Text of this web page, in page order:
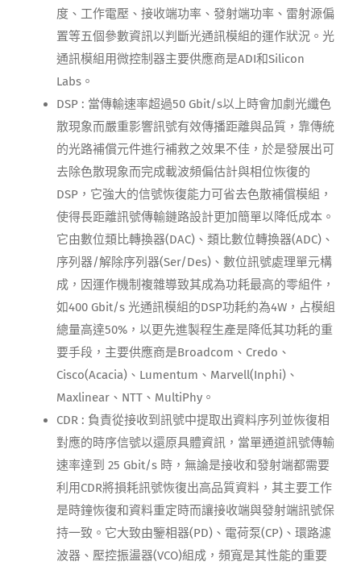
度、工作電壓、接收端功率、發射端功率、雷射源偏
置等五個參數資訊以判斷光通訊模組的運作狀況。光
通訊模組用微控制器主要供應商是ADI和Silicon
Labs。
DSP : 當傳輸速率超過50 Gbit/s以上時會加劇光纖色
散現象而嚴重影響訊號有效傳播距離與品質，靠傳統
的光路補償元件進行補救之效果不佳，於是發展出可
去除色散現象而完成載波頻偏估計與相位恢復的
DSP，它強大的信號恢復能力可省去色散補償模組，
使得長距離訊號傳輸鏈路設計更加簡單以降低成本。
它由數位類比轉換器(DAC)、類比數位轉換器(ADC)、
序列器/解除序列器(Ser/Des)、數位訊號處理單元構
成，因運作機制複雜導致其成為功耗最高的零組件，
如400 Gbit/s 光通訊模組的DSP功耗約為4W，占模組
總量高達50%，以更先進製程生產是降低其功耗的重
要手段，主要供應商是Broadcom、Credo、
Cisco(Acacia)、Lumentum、Marvell(Inphi)、
Maxlinear、NTT、MultiPhy。
CDR : 負責從接收到訊號中提取出資料序列並恢復相
對應的時序信號以還原具體資訊，當單通道訊號傳輸
速率達到 25 Gbit/s 時，無論是接收和發射端都需要
利用CDR將損耗訊號恢復出高品質資料，其主要工作
是時鐘恢復和資料重定時而讓接收端與發射端訊號保
持一致。它大致由鑒相器(PD)、電荷泵(CP)、環路濾
波器、壓控振盪器(VCO)組成，頻寬是其性能的重要